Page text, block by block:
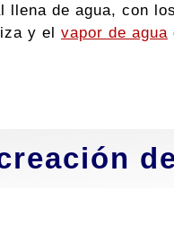
llena de agua, con
y el vapor de agua